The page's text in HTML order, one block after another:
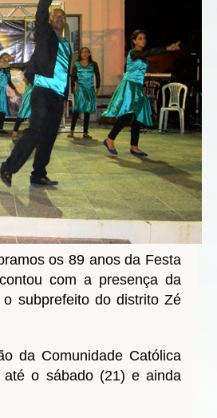
os 89 anos da Festa
com a presença da
subprefeito do distrito Zé
da Comunidade Católica
o sábado (21) e ainda